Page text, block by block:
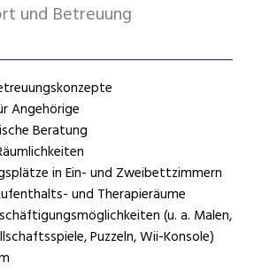
und Betreuung
Angehörige
Beratung
in Ein- und Zweibettzimmern
und Therapieräume
(u. a. Malen,
Puzzeln, Wii-Konsole)